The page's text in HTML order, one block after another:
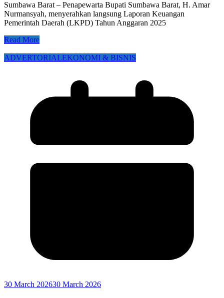
Sumbawa Barat – Penapewarta Bupati Sumbawa Barat, H. Amar
Nurmansyah, menyerahkan langsung Laporan Keuangan
Pemerintah Daerah (LKPD) Tahun Anggaran 2025
Read More
ADVERTORIALEKONOMI & BISNIS
30 March 202630 March 2026